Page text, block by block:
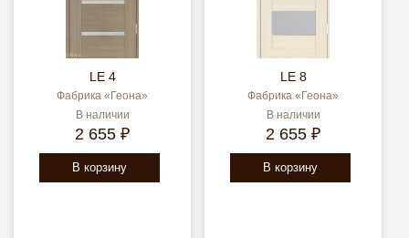
LE 4
Фабрика «Геона»
В наличии
2 655 ₽
В корзину
LE 8
Фабрика «Геона»
В наличии
2 655 ₽
В корзину